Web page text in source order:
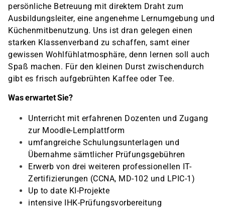
persönliche Betreuung mit direktem Draht zum
Ausbildungsleiter, eine angenehme Lernumgebung und
Küchenmitbenutzung. Uns ist dran gelegen einen
starken Klassenverband zu schaffen, samt einer
gewissen Wohlfühlatmosphäre, denn lernen soll auch
Spaß machen. Für den kleinen Durst zwischendurch
gibt es frisch aufgebrühten Kaffee oder Tee.
Was erwartet Sie?
Unterricht mit erfahrenen Dozenten und Zugang
zur Moodle-Lernplattform
umfangreiche Schulungsunterlagen und
Übernahme sämtlicher Prüfungsgebühren
Erwerb von drei weiteren professionellen IT-
Zertifizierungen (CCNA, MD-102 und LPIC-1)
Up to date KI-Projekte
intensive IHK-Prüfungsvorbereitung